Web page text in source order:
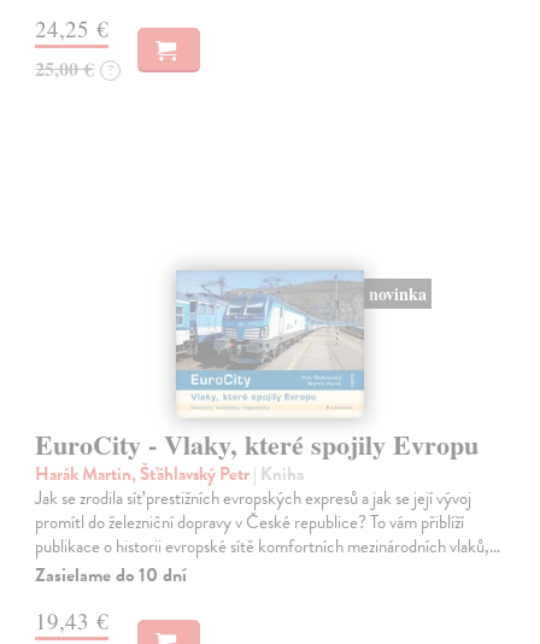
24,25 €
25,00 € ?
novinka
EuroCity - Vlaky, které spojily Evropu
Harák Martin, Šťáhlavský Petr| Kniha
Jak se zrodila síť prestižních evropských expresů a jak se její vývoj
promítl do železniční dopravy v České republice? To vám přiblíží
publikace o historii evropské sítě komfortních mezinárodních vlaků,…
Zasielame do 10 dní
19,43 €